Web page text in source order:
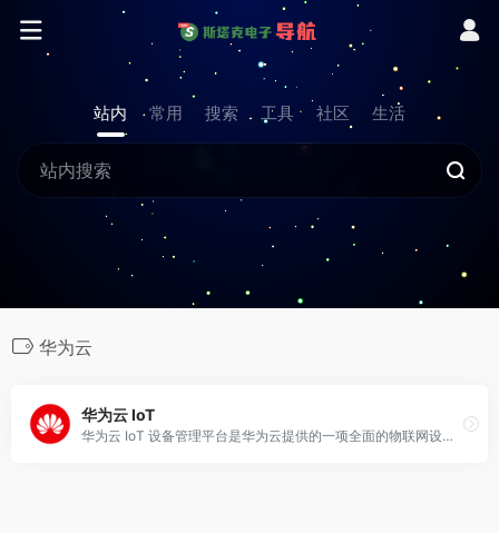
站内 常用 搜索 工具 社区 生活
华为云
华为云 IoT
华为云 IoT 设备管理平台是华为云提供的一项全面的物联网设备管理服务，旨在帮助企业高效地连接、管理和维护大规模物联网设备。